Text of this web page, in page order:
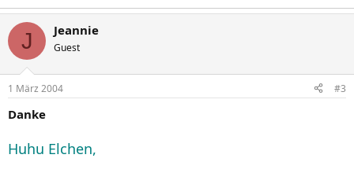
J Jeannie
Guest
1 März 2004 #3
Danke
Huhu Elchen,